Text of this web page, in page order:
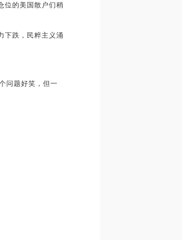
位的美国散户们稍
下跌，民粹主义涌
问题好笑，但一